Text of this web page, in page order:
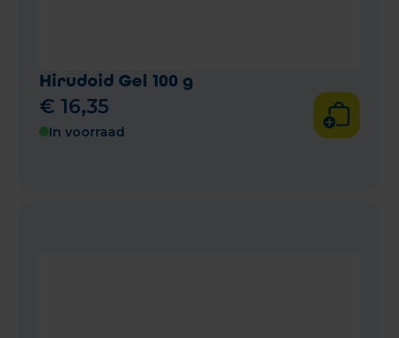
Hirudoid Gel 100 g
€ 16,35
In voorraad